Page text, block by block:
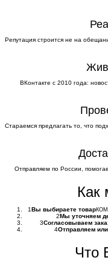
Репутация строится не на
ВКонтакте с 2010 года:
Стараемся предлагать то, что
Отправляем по России,
Как
1 Вы выбираете товар
2 Мы уточняем
3Согласовываем
4Отправляем
Что